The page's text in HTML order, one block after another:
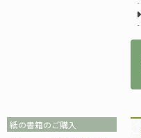
紙の書籍のご購入